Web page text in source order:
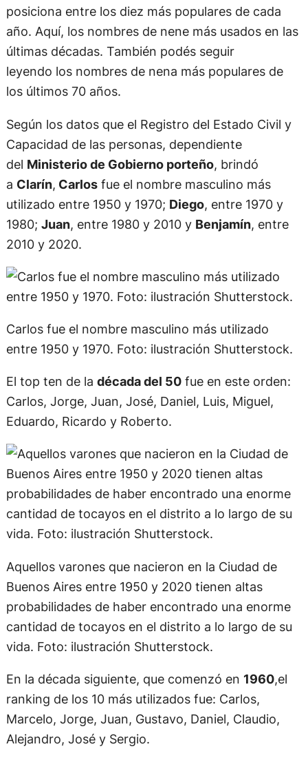
posiciona entre los diez más populares de cada
año. Aquí, los nombres de nene más usados en las
últimas décadas. También podés seguir
leyendo los nombres de nena más populares de
los últimos 70 años.
Según los datos que el Registro del Estado Civil y
Capacidad de las personas, dependiente
del Ministerio de Gobierno porteño, brindó
a Clarín, Carlosfue el nombre masculino más
utilizado entre 1950 y 1970; Diego, entre 1970 y
1980; Juan, entre 1980 y 2010 y Benjamín, entre
2010 y 2020.
Carlos fue el nombre masculino más utilizado
entre 1950 y 1970. Foto: ilustración Shutterstock.
El top ten de la década del 50fue en este orden:
Carlos, Jorge, Juan, José, Daniel, Luis, Miguel,
Eduardo, Ricardo y Roberto.
Aquellos varones que nacieron en la Ciudad de
Buenos Aires entre 1950 y 2020 tienen altas
probabilidades de haber encontrado una enorme
cantidad de tocayos en el distrito a lo largo de su
vida. Foto: ilustración Shutterstock.
En la década siguiente, que comenzó en 1960,el
ranking de los 10 más utilizados fue: Carlos,
Marcelo, Jorge, Juan, Gustavo, Daniel, Claudio,
Alejandro, José y Sergio.